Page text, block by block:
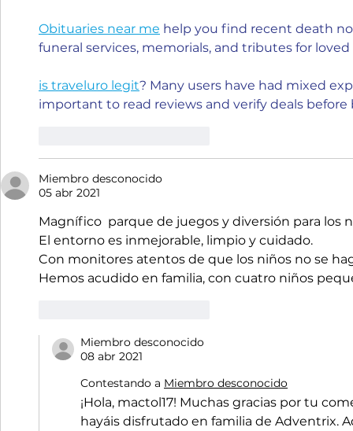
Obituaries near me help you find recent death
funeral services, memorials, and tributes for loved
is traveluro legit? Many users have had mixed
important to read reviews and verify deals before
Miembro desconocido
05 abr 2021
Magnífico  parque de juegos y diversión para los
El entorno es inmejorable, limpio y cuidado.
Con monitores atentos de que los niños no se
Hemos acudido en familia, con cuatro niños
Miembro desconocido
08 abr 2021
Contestando a Miembro desconocido
¡Hola, mactol17! Muchas gracias por tu
hayáis disfrutado en familia de Adventrix.